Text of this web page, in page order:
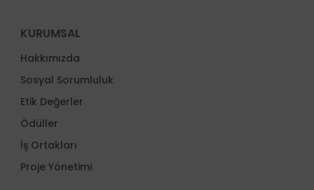
KURUMSAL
Hakkımızda
Sosyal Sorumluluk
Etik Değerler
Ödüller
İş Ortakları
Proje Yönetimi